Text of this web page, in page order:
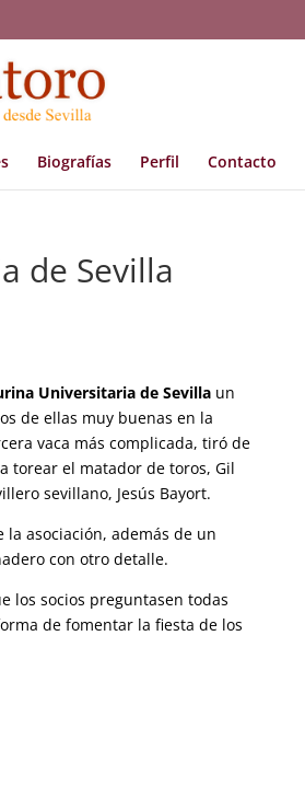
Biografías Perfil Contacto
de Sevilla
Universitaria de Sevilla un
de ellas muy buenas en la
vaca más complicada, tiró de
torear el matador de toros, Gil
sevillano, Jesús Bayort.
asociación, además de un
con otro detalle.
los socios preguntasen todas
de fomentar la fiesta de los